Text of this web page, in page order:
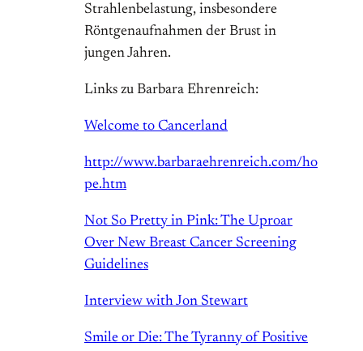
Strahlenbelastung, insbesondere
Röntgenaufnahmen der Brust in
jungen Jahren.
Links zu Barbara Ehrenreich:
Welcome to Cancerland
http://www.barbaraehrenreich.com/ho
pe.htm
Not So Pretty in Pink: The Uproar
Over New Breast Cancer Screening
Guidelines
Interview with Jon Stewart
Smile or Die: The Tyranny of Positive